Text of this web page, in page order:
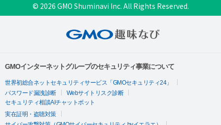
© 2026 GMO Shuminavi Inc. All Rights Reserved.